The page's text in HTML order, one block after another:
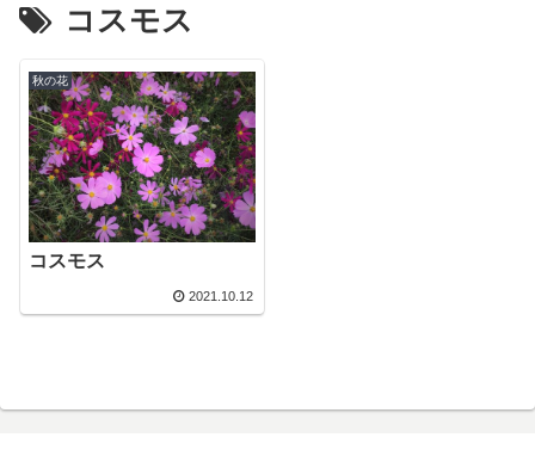
コスモス
秋の花
コスモス
2021.10.12